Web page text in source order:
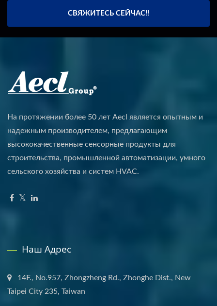
СВЯЖИТЕСЬ СЕЙЧАС!!
На протяжении более 50 лет Aecl является опытным и
надежным производителем, предлагающим
высококачественные сенсорные продукты для
строительства, промышленной автоматизации, умного
сельского хозяйства и систем HVAC.
Наш Адрес
14F., No.957, Zhongzheng Rd., Zhonghe Dist., New
Taipei City 235, Taiwan